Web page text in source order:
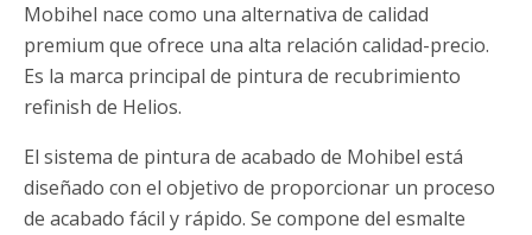
Mobihel nace como una alternativa de calidad
premium que ofrece una alta relación calidad-precio.
Es la marca principal de pintura de recubrimiento
refinish de Helios.
El sistema de pintura de acabado de Mohibel está
diseñado con el objetivo de proporcionar un proceso
de acabado fácil y rápido. Se compone del esmalte